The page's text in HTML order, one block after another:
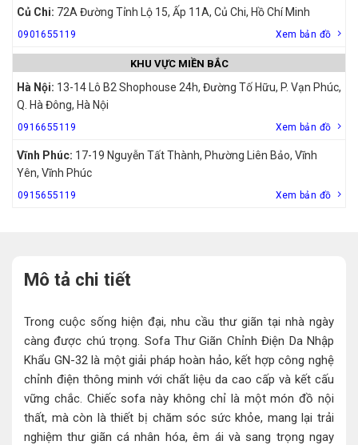
Củ Chi: 72A Đường Tỉnh Lộ 15, Ấp 11A, Củ Chi, Hồ Chí Minh
0901655119 Xem bản đồ
KHU VỰC MIỀN BẮC
Hà Nội: 13-14 Lô B2 Shophouse 24h, Đường Tố Hữu, P. Vạn Phúc,
Q. Hà Đông, Hà Nội
0916655119 Xem bản đồ
Vĩnh Phúc: 17-19 Nguyễn Tất Thành, Phường Liên Bảo, Vĩnh
Yên, Vĩnh Phúc
0915655119 Xem bản đồ
Mô tả chi tiết
Trong cuộc sống hiện đại, nhu cầu thư giãn tại nhà ngày
càng được chú trọng. Sofa Thư Giãn Chỉnh Điện Da Nhập
Khẩu GN-32 là một giải pháp hoàn hảo, kết hợp công nghệ
chỉnh điện thông minh với chất liệu da cao cấp và kết cấu
vững chắc. Chiếc sofa này không chỉ là một món đồ nội
thất, mà còn là thiết bị chăm sóc sức khỏe, mang lại trải
nghiệm thư giãn cá nhân hóa, êm ái và sang trọng ngay